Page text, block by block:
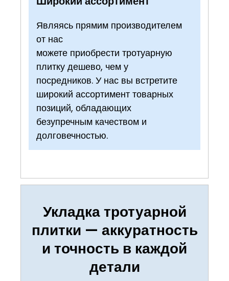
Являясь прямим производителем
от нас
можете приобрести тротуарную
плитку дешево, чем у
посредников. У нас вы встретите
широкий ассортимент товарных
позиций, обладающих
безупречным качеством и
долговечностью.
Укладка тротуарной
плитки — аккуратность
и точность в каждой
детали